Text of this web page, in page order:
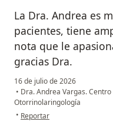
La Dra. Andrea es
pacientes, tiene
nota que le
gracias Dra.
16 de julio de 2026
• Dra. Andrea Vargas.
Otorrinolaringología
• en opinión del usuario Paola
Reportar